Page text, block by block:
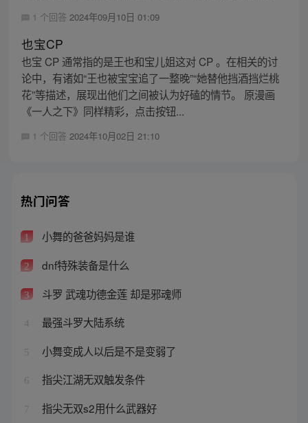
1 个回答 2024年09月10日 01:09
也宝CP
也宝 CP 通常指的是王也和宝儿姐这对 CP 。在相关的讨
论中，有诸如“王也被宝宝追了一整晚”“她替他挡酒挡烂桃
花”等描述，展现出他们之间被认为好磕的情节。 原漫画
《一人之下》同样精彩，点击按钮...
1 个回答 2024年10月02日 21:10
热门问答
1 小舞的爸爸妈妈是谁
2 dnf特殊装备是什么
3 斗罗 武魂功德金莲 却是邪魂师
4 最强斗罗大陆系统
5 小舞变成人以后是不是变弱了
6 指尖江湖无双触发条件
7 指尖无双s2用什么武器好